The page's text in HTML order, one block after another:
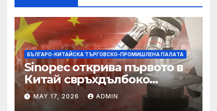
БЪЛГАРО-КИТАЙСКА ТЪРГОВСКО-ПРОМИШЛЕНА ПАЛAТА
Sinopec открива първото в
Китай свръхдълбоко
находище на шистов газ в
Съчуанския басейн
MAY 17, 2026 ADMIN